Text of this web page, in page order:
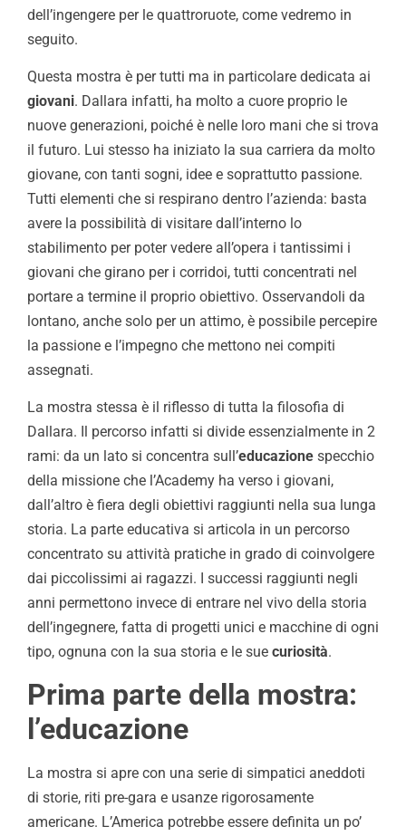
dell’ingengere per le quattroruote, come vedremo in
seguito.
Questa mostra è per tutti ma in particolare dedicata ai
giovani. Dallara infatti, ha molto a cuore proprio le
nuove generazioni, poiché è nelle loro mani che si trova
il futuro. Lui stesso ha iniziato la sua carriera da molto
giovane, con tanti sogni, idee e soprattutto passione.
Tutti elementi che si respirano dentro l’azienda: basta
avere la possibilità di visitare dall’interno lo
stabilimento per poter vedere all’opera i tantissimi i
giovani che girano per i corridoi, tutti concentrati nel
portare a termine il proprio obiettivo. Osservandoli da
lontano, anche solo per un attimo, è possibile percepire
la passione e l’impegno che mettono nei compiti
assegnati.
La mostra stessa è il riflesso di tutta la filosofia di
Dallara. Il percorso infatti si divide essenzialmente in 2
rami: da un lato si concentra sull’educazione specchio
della missione che l’Academy ha verso i giovani,
dall’altro è fiera degli obiettivi raggiunti nella sua lunga
storia. La parte educativa si articola in un percorso
concentrato su attività pratiche in grado di coinvolgere
dai piccolissimi ai ragazzi. I successi raggiunti negli
anni permettono invece di entrare nel vivo della storia
dell’ingegnere, fatta di progetti unici e macchine di ogni
tipo, ognuna con la sua storia e le sue curiosità.
Prima parte della mostra:
l’educazione
La mostra si apre con una serie di simpatici aneddoti
di storie, riti pre-gara e usanze rigorosamente
americane. L’America potrebbe essere definita un po’